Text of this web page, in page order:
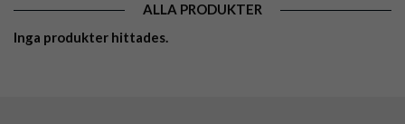
ALLA PRODUKTER
Inga produkter hittades.